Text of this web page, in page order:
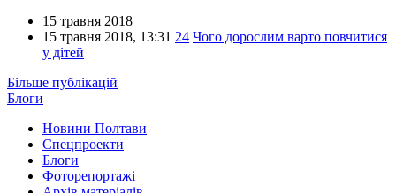
15 травня 2018
15 травня 2018, 13:31 24 Чого дорослим варто повчитися
у дітей
Більше публікацій
Блоги
Новини Полтави
Спецпроекти
Блоги
Фоторепортажі